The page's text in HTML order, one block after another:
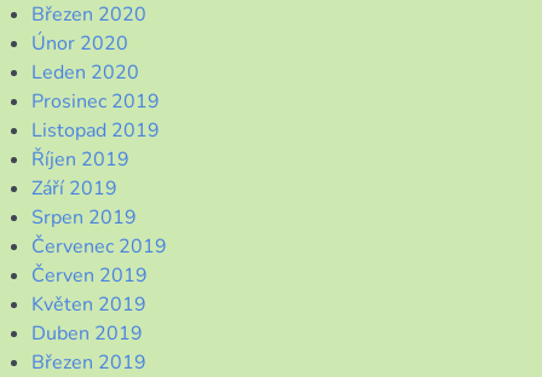
Březen 2020
Únor 2020
Leden 2020
Prosinec 2019
Listopad 2019
Říjen 2019
Září 2019
Srpen 2019
Červenec 2019
Červen 2019
Květen 2019
Duben 2019
Březen 2019